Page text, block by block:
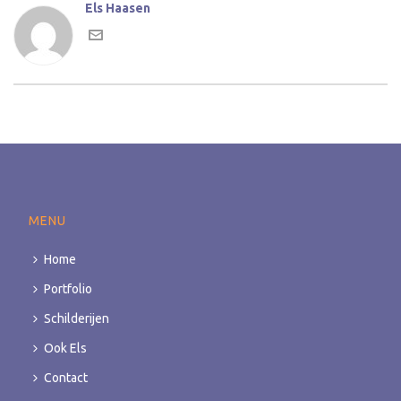
Els Haasen
MENU
Home
Portfolio
Schilderijen
Ook Els
Contact